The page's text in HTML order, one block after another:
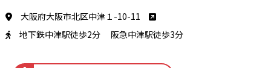
大阪府大阪市北区中津１-10-11
地下鉄中津駅徒歩2分 阪急中津駅徒歩3分